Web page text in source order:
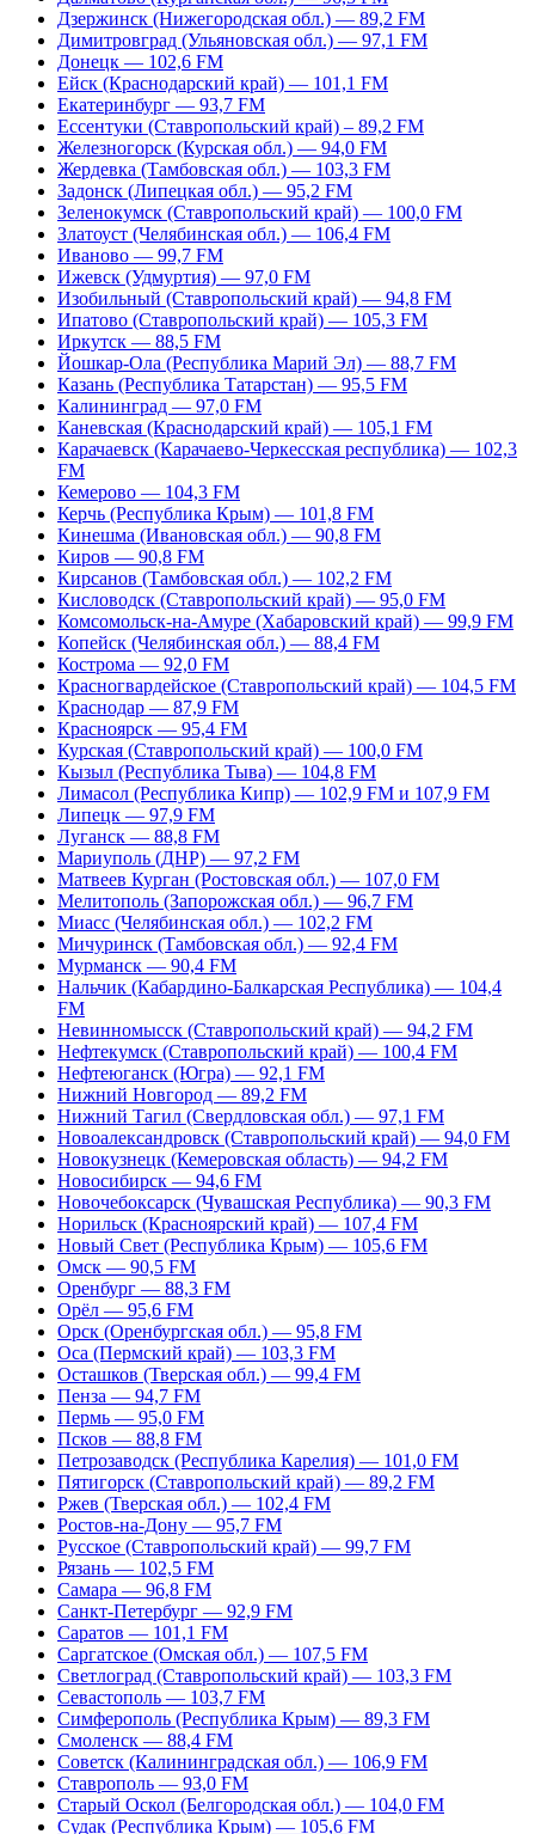
Дзержинск (Нижегородская обл.) — 89,2 FM
Димитровград (Ульяновская обл.) — 97,1 FM
Донецк — 102,6 FM
Ейск (Краснодарский край) — 101,1 FM
Екатеринбург — 93,7 FM
Ессентуки (Ставропольский край) – 89,2 FM
Железногорск (Курская обл.) — 94,0 FM
Жердевка (Тамбовская обл.) — 103,3 FM
Задонск (Липецкая обл.) — 95,2 FM
Зеленокумск (Ставропольский край) — 100,0 FM
Златоуст (Челябинская обл.) — 106,4 FM
Иваново — 99,7 FM
Ижевск (Удмуртия) — 97,0 FM
Изобильный (Ставропольский край) — 94,8 FM
Ипатово (Ставропольский край) — 105,3 FM
Иркутск — 88,5 FM
Йошкар-Ола (Республика Марий Эл) — 88,7 FM
Казань (Республика Татарстан) — 95,5 FM
Калининград — 97,0 FM
Каневская (Краснодарский край) — 105,1 FM
Карачаевск (Карачаево-Черкесская республика) — 102,3
FM
Кемерово — 104,3 FM
Керчь (Республика Крым) — 101,8 FM
Кинешма (Ивановская обл.) — 90,8 FM
Киров — 90,8 FM
Кирсанов (Тамбовская обл.) — 102,2 FM
Кисловодск (Ставропольский край) — 95,0 FM
Комсомольск-на-Амуре (Хабаровский край) — 99,9 FM
Копейск (Челябинская обл.) — 88,4 FM
Кострома — 92,0 FM
Красногвардейское (Ставропольский край) — 104,5 FM
Краснодар — 87,9 FM
Красноярск — 95,4 FM
Курская (Ставропольский край) — 100,0 FM
Кызыл (Республика Тыва) — 104,8 FM
Лимасол (Республика Кипр) — 102,9 FM и 107,9 FM
Липецк — 97,9 FM
Луганск — 88,8 FM
Мариуполь (ДНР) — 97,2 FM
Матвеев Курган (Ростовская обл.) — 107,0 FM
Мелитополь (Запорожская обл.) — 96,7 FM
Миасс (Челябинская обл.) — 102,2 FM
Мичуринск (Тамбовская обл.) — 92,4 FM
Мурманск — 90,4 FM
Нальчик (Кабардино-Балкарская Республика) — 104,4
FM
Невинномысск (Ставропольский край) — 94,2 FM
Нефтекумск (Ставропольский край) — 100,4 FM
Нефтеюганск (Югра) — 92,1 FM
Нижний Новгород — 89,2 FM
Нижний Тагил (Свердловская обл.) — 97,1 FM
Новоалександровск (Ставропольский край) — 94,0 FM
Новокузнецк (Кемеровская область) — 94,2 FM
Новосибирск — 94,6 FM
Новочебоксарск (Чувашская Республика) — 90,3 FM
Норильск (Красноярский край) — 107,4 FM
Новый Свет (Республика Крым) — 105,6 FM
Омск — 90,5 FM
Оренбург — 88,3 FM
Орёл — 95,6 FM
Орск (Оренбургская обл.) — 95,8 FM
Оса (Пермский край) — 103,3 FM
Осташков (Тверская обл.) — 99,4 FM
Пенза — 94,7 FM
Пермь — 95,0 FM
Псков — 88,8 FM
Петрозаводск (Республика Карелия) — 101,0 FM
Пятигорск (Ставропольский край) — 89,2 FM
Ржев (Тверская обл.) — 102,4 FM
Ростов-на-Дону — 95,7 FM
Русское (Ставропольский край) — 99,7 FM
Рязань — 102,5 FM
Самара — 96,8 FM
Санкт-Петербург — 92,9 FM
Саратов — 101,1 FM
Саргатское (Омская обл.) — 107,5 FM
Светлоград (Ставропольский край) — 103,3 FM
Севастополь — 103,7 FM
Симферополь (Республика Крым) — 89,3 FM
Смоленск — 88,4 FM
Советск (Калининградская обл.) — 106,9 FM
Ставрополь — 93,0 FM
Старый Оскол (Белгородская обл.) — 104,0 FM
Судак (Республика Крым) — 105,6 FM